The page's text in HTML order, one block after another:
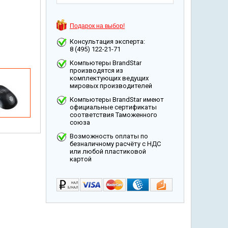
Подарок на выбор!
Консультация эксперта:
8 (495) 122-21-71
Компьютеры BrandStar
производятся из
комплектующих ведущих
мировых производителей
Компьютеры BrandStar имеют
официальные сертификаты
соответствия Таможенного
союза
Возможность оплаты по
безналичному расчёту с НДС
или любой пластиковой
картой